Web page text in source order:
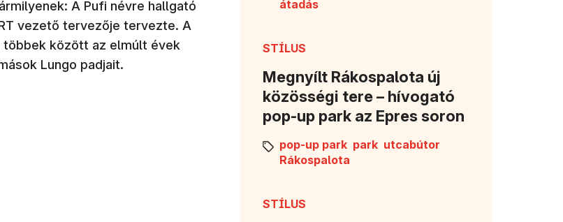
A Pufi névre hallgató
vezető tervezője tervezte. A
többek között az elmúlt évek
Lungo padjait.
átadás
STÍLUS
Megnyílt Rákospalota új
közösségi tere – hívogató
pop-up park az Epres soron
pop-up park park utcabútor
Rákospalota
STÍLUS